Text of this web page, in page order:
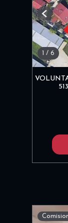
/ 6
Previous